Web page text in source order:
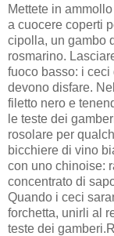
Mettete in
a cuocere coperti
cipolla, un gambo
rosmarino.
fuoco basso: i
devono disfare.
filetto nero e
le teste dei
rosolare per
bicchiere di vino
con uno chinoise:
concentrato di
Quando i ceci
forchetta, unirli al
teste dei